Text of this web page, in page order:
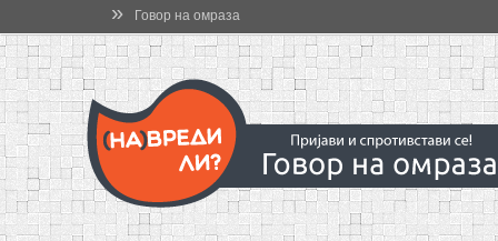
» Говор на омраза